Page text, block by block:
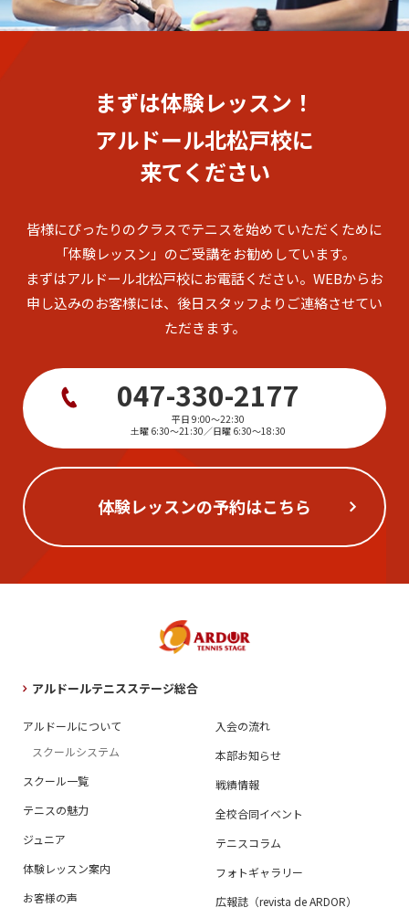
まずは体験レッスン！
アルドール北松戸校に
来てください
皆様にぴったりのクラスでテニスを始めていただくために
「体験レッスン」のご受講をお勧めしています。
まずはアルドール北松戸校にお電話ください。 WEBからお
申し込みのお客様には、後日スタッフよりご連絡させてい
ただきます。
047-330-2177
平日 9:00～22:30
土曜 6:30～21:30／日曜 6:30～18:30
体験レッスンの予約はこちら
アルドールテニスステージ総合
アルドールについて
スクールシステム
スクール一覧
テニスの魅力
ジュニア
体験レッスン案内
お客様の声
入会の流れ
本部お知らせ
戦績情報
全校合同イベント
テニスコラム
フォトギャラリー
広報誌（revista de ARDOR）